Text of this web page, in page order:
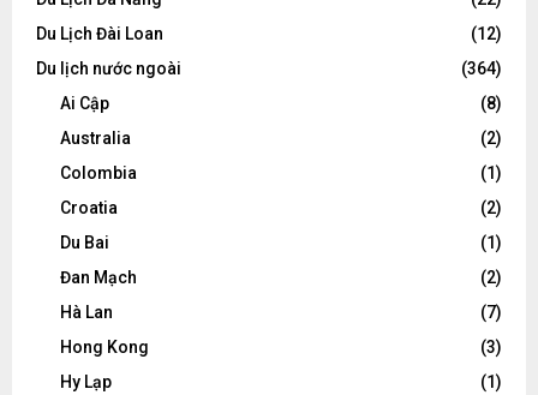
Du Lịch Đài Loan
(12)
Du lịch nước ngoài
(364)
Ai Cập
(8)
Australia
(2)
Colombia
(1)
Croatia
(2)
Du Bai
(1)
Đan Mạch
(2)
Hà Lan
(7)
Hong Kong
(3)
Hy Lạp
(1)